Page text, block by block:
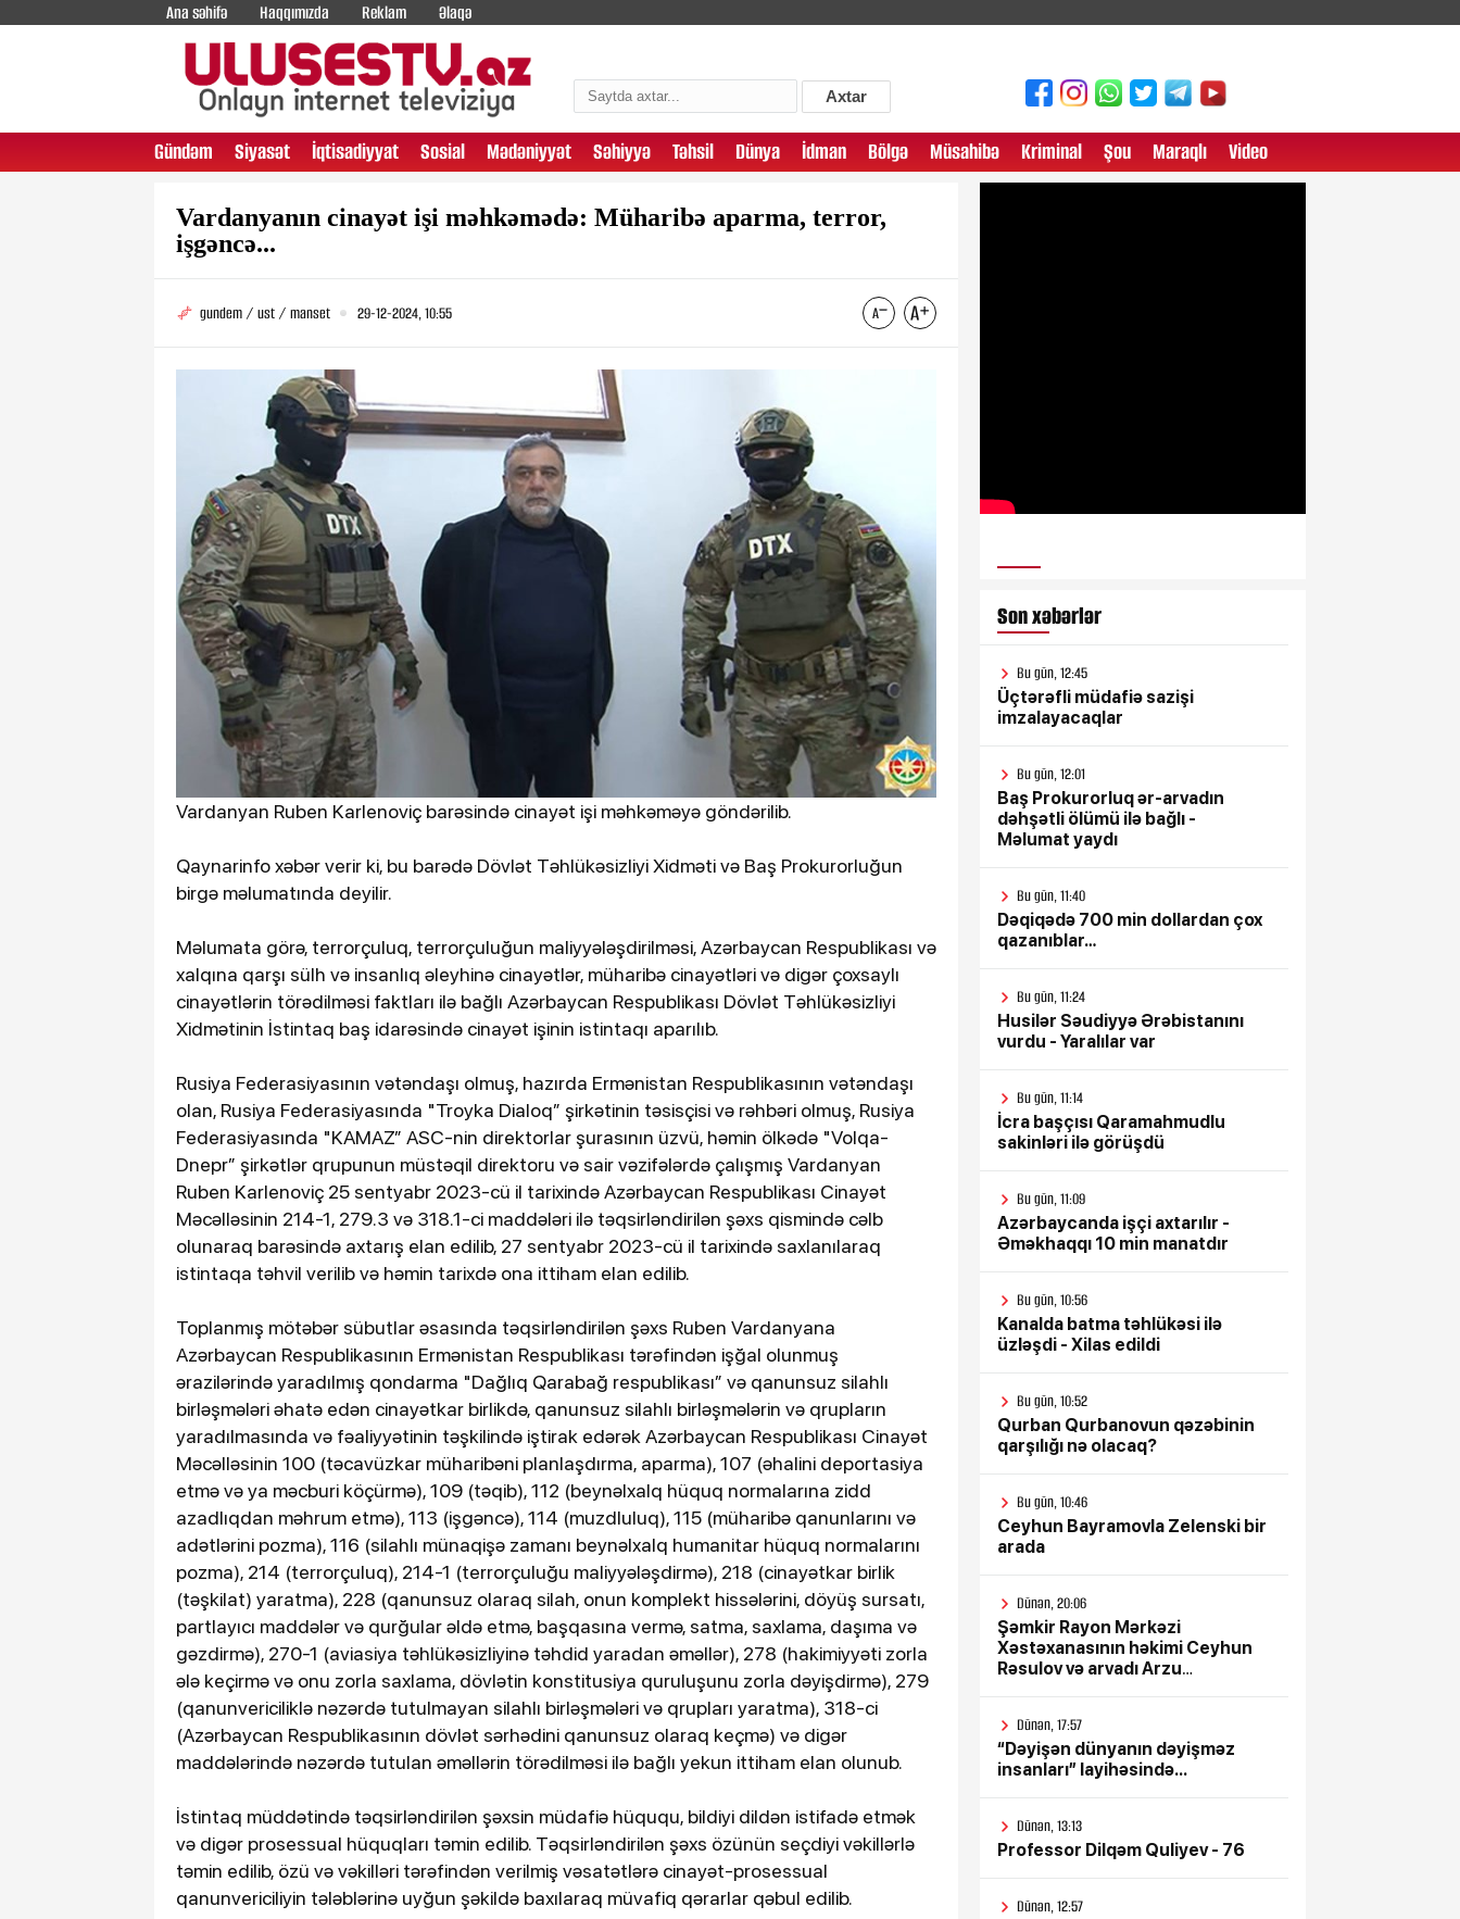
Ana səhifə Haqqımızda Reklam Əlaqə
Axtar
Gündəm Siyasət İqtisadiyyat Sosial Mədəniyyət Səhiyyə Təhsil Dünya İdman Bölgə Müsahibə Kriminal Şou Maraqlı Video
Vardanyanın cinayət işi məhkəmədə: Müharibə aparma, terror,
işgəncə...
gundem / ust / manset 29-12-2024, 10:55
Vardanyan Ruben Karlenoviç barəsində cinayət işi məhkəməyə göndərilib.
Qaynarinfo xəbər verir ki, bu barədə Dövlət Təhlükəsizliyi Xidməti və Baş Prokurorluğun
birgə məlumatında deyilir.
Məlumata görə, terrorçuluq, terrorçuluğun maliyyələşdirilməsi, Azərbaycan Respublikası və
xalqına qarşı sülh və insanlıq əleyhinə cinayətlər, müharibə cinayətləri və digər çoxsaylı
cinayətlərin törədilməsi faktları ilə bağlı Azərbaycan Respublikası Dövlət Təhlükəsizliyi
Xidmətinin İstintaq baş idarəsində cinayət işinin istintaqı aparılıb.
Rusiya Federasiyasının vətəndaşı olmuş, hazırda Ermənistan Respublikasının vətəndaşı
olan, Rusiya Federasiyasında "Troyka Dialoq” şirkətinin təsisçisi və rəhbəri olmuş, Rusiya
Federasiyasında "KAMAZ” ASC-nin direktorlar şurasının üzvü, həmin ölkədə "Volqa-
Dnepr” şirkətlər qrupunun müstəqil direktoru və sair vəzifələrdə çalışmış Vardanyan
Ruben Karlenoviç 25 sentyabr 2023-cü il tarixində Azərbaycan Respublikası Cinayət
Məcəlləsinin 214-1, 279.3 və 318.1-ci maddələri ilə təqsirləndirilən şəxs qismində cəlb
olunaraq barəsində axtarış elan edilib, 27 sentyabr 2023-cü il tarixində saxlanılaraq
istintaqa təhvil verilib və həmin tarixdə ona ittiham elan edilib.
Toplanmış mötəbər sübutlar əsasında təqsirləndirilən şəxs Ruben Vardanyana
Azərbaycan Respublikasının Ermənistan Respublikası tərəfindən işğal olunmuş
ərazilərində yaradılmış qondarma "Dağlıq Qarabağ respublikası” və qanunsuz silahlı
birləşmələri əhatə edən cinayətkar birlikdə, qanunsuz silahlı birləşmələrin və qrupların
yaradılmasında və fəaliyyətinin təşkilində iştirak edərək Azərbaycan Respublikası Cinayət
Məcəlləsinin 100 (təcavüzkar müharibəni planlaşdırma, aparma), 107 (əhalini deportasiya
etmə və ya məcburi köçürmə), 109 (təqib), 112 (beynəlxalq hüquq normalarına zidd
azadlıqdan məhrum etmə), 113 (işgəncə), 114 (muzdluluq), 115 (müharibə qanunlarını və
adətlərini pozma), 116 (silahlı münaqişə zamanı beynəlxalq humanitar hüquq normalarını
pozma), 214 (terrorçuluq), 214-1 (terrorçuluğu maliyyələşdirmə), 218 (cinayətkar birlik
(təşkilat) yaratma), 228 (qanunsuz olaraq silah, onun komplekt hissələrini, döyüş sursatı,
partlayıcı maddələr və qurğular əldə etmə, başqasına vermə, satma, saxlama, daşıma və
gəzdirmə), 270-1 (aviasiya təhlükəsizliyinə təhdid yaradan əməllər), 278 (hakimiyyəti zorla
ələ keçirmə və onu zorla saxlama, dövlətin konstitusiya quruluşunu zorla dəyişdirmə), 279
(qanunvericiliklə nəzərdə tutulmayan silahlı birləşmələri və qrupları yaratma), 318-ci
(Azərbaycan Respublikasının dövlət sərhədini qanunsuz olaraq keçmə) və digər
maddələrində nəzərdə tutulan əməllərin törədilməsi ilə bağlı yekun ittiham elan olunub.
İstintaq müddətində təqsirləndirilən şəxsin müdafiə hüququ, bildiyi dildən istifadə etmək
və digər prosessual hüquqları təmin edilib. Təqsirləndirilən şəxs özünün seçdiyi vəkillərlə
təmin edilib, özü və vəkilləri tərəfindən verilmiş vəsatətlərə cinayət-prosessual
qanunvericiliyin tələblərinə uyğun şəkildə baxılaraq müvafiq qərarlar qəbul edilib.
Son xəbərlər
Bu gün, 12:45
Üçtərəfli müdafiə sazişi
imzalayacaqlar
Bu gün, 12:01
Baş Prokurorluq ər-arvadın
dəhşətli ölümü ilə bağlı -
Məlumat yaydı
Bu gün, 11:40
Dəqiqədə 700 min dollardan çox
qazanıblar…
Bu gün, 11:24
Husilər Səudiyyə Ərəbistanını
vurdu - Yaralılar var
Bu gün, 11:14
İcra başçısı Qaramahmudlu
sakinləri ilə görüşdü
Bu gün, 11:09
Azərbaycanda işçi axtarılır -
Əməkhaqqı 10 min manatdır
Bu gün, 10:56
Kanalda batma təhlükəsi ilə
üzləşdi - Xilas edildi
Bu gün, 10:52
Qurban Qurbanovun qəzəbinin
qarşılığı nə olacaq?
Bu gün, 10:46
Ceyhun Bayramovla Zelenski bir
arada
Dünən, 20:06
Şəmkir Rayon Mərkəzi
Xəstəxanasının həkimi Ceyhun
Rəsulov və arvadı Arzu
ölümü ilə bağlı Şəmkir rayon
prokrurluğunda araşdırma
aparılır
Dünən, 17:57
“Dəyişən dünyanın dəyişməz
insanları” layihəsində...
Dünən, 13:13
Professor Dilqəm Quliyev - 76
Dünən, 12:57